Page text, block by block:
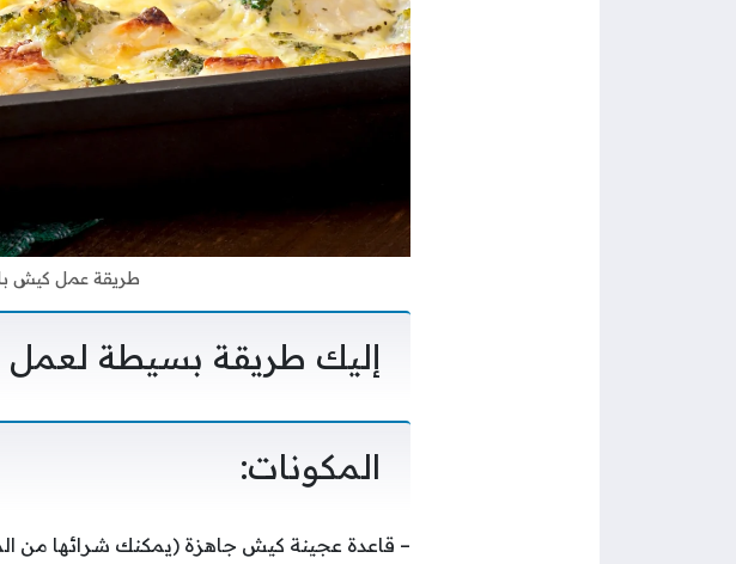
طريقة عمل كيش
إليك طريقة بسيطة لعمل
المكونات:
– قاعدة عجينة كيش جاهزة (يمكنك شرائها من